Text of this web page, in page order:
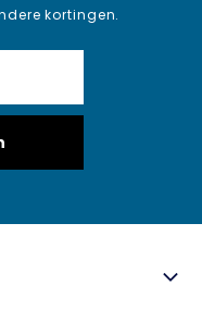
kortingen.